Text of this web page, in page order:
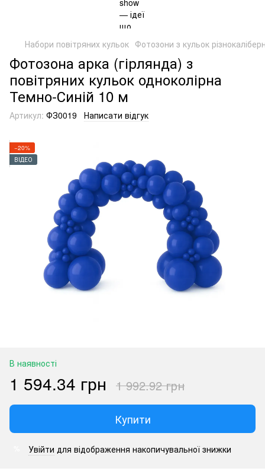
Набори повітряних кульок Фотозони з кульок
Фотозона арка (гірлянда) з
повітряних кульок одноколірна
Темно-Синій 10 м
Артикул: ФЗ0019 Написати відгук
−20%
ВІДЕО
В наявності
1 594.34 грн 1 992.92 грн
Купити
Увійти для відображення накопичувальної знижки